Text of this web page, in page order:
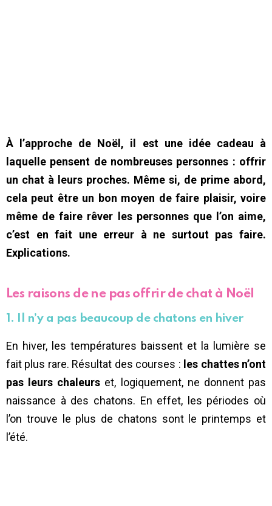
À l’approche de Noël, il est une idée cadeau à
laquelle pensent de nombreuses personnes : offrir
un chat à leurs proches. Même si, de prime abord,
cela peut être un bon moyen de faire plaisir, voire
même de faire rêver les personnes que l’on aime,
c’est en fait une erreur à ne surtout pas faire.
Explications.
Les raisons de ne pas offrir de chat à Noël
1. Il n’y a pas beaucoup de chatons en hiver
En hiver, les températures baissent et la lumière se
fait plus rare. Résultat des courses : les chattes n’ont
pas leurs chaleurs et, logiquement, ne donnent pas
naissance à des chatons. En effet, les périodes où
l’on trouve le plus de chatons sont le printemps et
l’été.